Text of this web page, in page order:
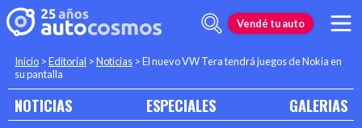
Vendé tu auto
Inicio >Editorial >Noticias >El nuevo VW Tera tendrá juegos de Nokia en
su pantalla
NOTICIAS ESPECIALES GALERIAS